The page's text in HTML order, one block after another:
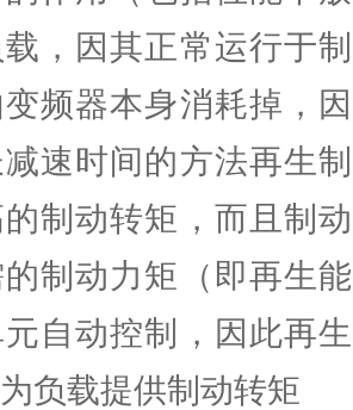
，因其正常运行于
频器本身消耗掉，
速时间的方法再生
制动转矩，而且制
制动力矩（即再生
自动控制，因此再
负载提供制动转矩